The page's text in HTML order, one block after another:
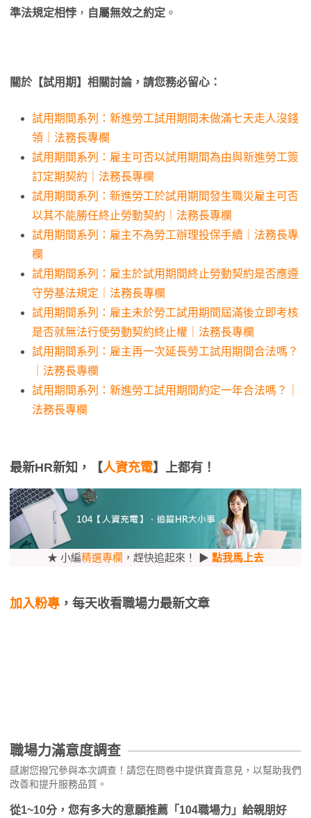
準法規定相悖 ， 自屬無效之約定 。
關於【試用期】相關討論，請您務必留心：
試用期間系列：新進勞工試用期間未做滿七天走人沒錢
領｜法務長專欄
試用期間系列：雇主可否以試用期間為由與新進勞工簽
訂定期契約｜法務長專欄
試用期間系列：新進勞工於試用期間發生職災雇主可否
以其不能勝任終止勞動契約｜法務長專欄
試用期間系列：雇主不為勞工辦理投保手續｜法務長專
欄
試用期間系列：雇主於試用期間終止勞動契約是否應遵
守勞基法規定｜法務長專欄
試用期間系列：雇主未於勞工試用期間屆滿後立即考核
是否就無法行使勞動契約終止權｜法務長專欄
試用期間系列：雇主再一次延長勞工試用期間合法嗎？
｜法務長專欄
試用期間系列：新進勞工試用期間約定一年合法嗎？｜
法務長專欄
最新HR新知，【人資充電】上都有！
★ 小編精選專欄 ，趕快追起來！ ▶ 點我馬上去
加入粉專 ，每天收看職場力最新文章
職場力滿意度調查
感謝您撥冗參與本次調查！請您在問卷中提供寶貴意見，以幫助我們
改善和提升服務品質。
從1~10分，您有多大的意願推薦「104職場力」給親朋好